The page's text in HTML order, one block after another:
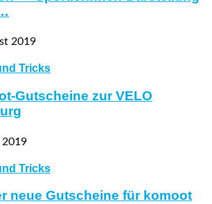
2019
Tricks
Gutscheine zur VELO
2019
Tricks
neue Gutscheine für komoot